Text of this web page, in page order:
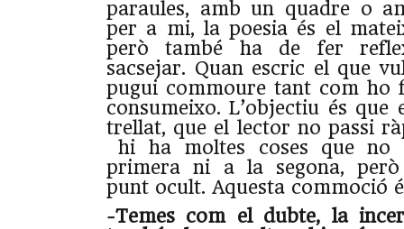
paraules, amb un quadre o
per a mi, la poesia és el
però també ha de fer
sacsejar. Quan escric el que
pugui commoure tant com ho
consumeixo. L’objectiu és que
trellat, que el lector no passi
hi ha moltes coses que no
primera ni a la segona, però
punt ocult. Aquesta commoció
-Temes com el dubte, la